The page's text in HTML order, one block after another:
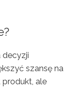
decyzji
szansę na
produkt, ale